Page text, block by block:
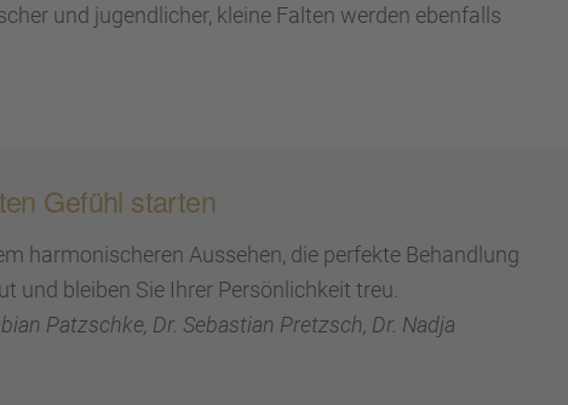
und jugend­li­cher, kleine Falten werden ebenfalls
Gefühl starten
harmo­ni­sche­ren Ausse­hen, die perfekte Behand­lung
und bleiben Sie Ihrer Persön­lich­keit treu.
Patzschke, Dr. Sebas­tian Pretzsch, Dr. Nadja